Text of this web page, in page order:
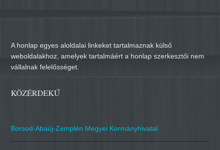
A honlap egyes aloldalai linkeket tartalmaznak külső
weboldalakhoz, amelyek tartalmáért a honlap szerkesztői nem
vállalnak felelősséget.
KÖZÉRDEKŰ
Borsod-Abaúj-Zemplén Megyei Kormányhivatal